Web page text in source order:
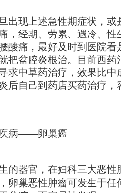
出现上述急性期症状，或
，经期、劳累、遇冷、性
酸痛，最好及时到医院看
把盆腔炎根治。目前西药
求中草药治疗，效果比中
后自己到药店买药治疗，
病——卵巢癌
的器官，在妇科三大恶性
卵巢恶性肿瘤可发生于任